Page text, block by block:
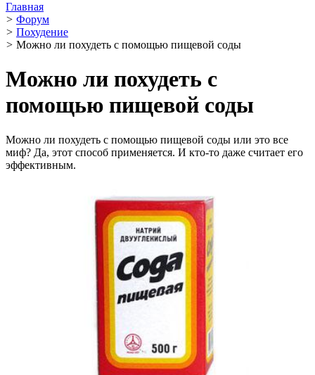
Главная
> Форум
> Похудение
> Можно ли похудеть с помощью пищевой соды
Можно ли похудеть с
помощью пищевой соды
Можно ли похудеть с помощью пищевой соды или это все
миф? Да, этот способ применяется. И кто-то даже считает его
эффективным.